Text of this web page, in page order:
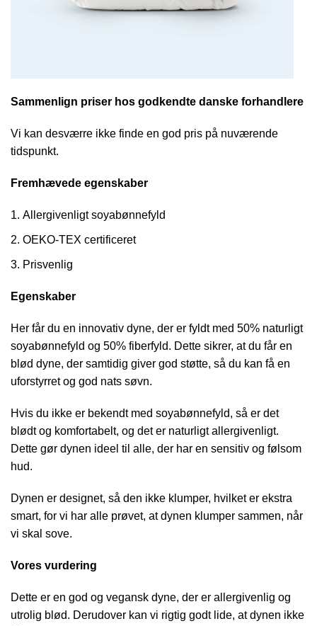
Sammenlign priser hos godkendte danske forhandlere
Vi kan desværre ikke finde en god pris på nuværende
tidspunkt.
Fremhævede egenskaber
Allergivenligt soyabønnefyld
OEKO-TEX certificeret
Prisvenlig
Egenskaber
Her får du en innovativ dyne, der er fyldt med 50% naturligt
soyabønnefyld og 50% fiberfyld. Dette sikrer, at du får en
blød dyne, der samtidig giver god støtte, så du kan få en
uforstyrret og god nats søvn.
Hvis du ikke er bekendt med soyabønnefyld, så er det
blødt og komfortabelt, og det er naturligt allergivenligt.
Dette gør dynen ideel til alle, der har en sensitiv og følsom
hud.
Dynen er designet, så den ikke klumper, hvilket er ekstra
smart, for vi har alle prøvet, at dynen klumper sammen, når
vi skal sove.
Vores vurdering
Dette er en god og vegansk dyne, der er allergivenlig og
utrolig blød. Derudover kan vi rigtig godt lide, at dynen ikke